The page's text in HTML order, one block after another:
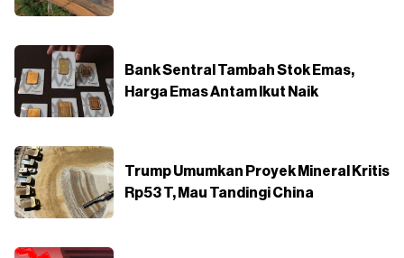
Bank Sentral Tambah Stok Emas,
Harga Emas Antam Ikut Naik
Trump Umumkan Proyek Mineral Kritis
Rp53 T, Mau Tandingi China